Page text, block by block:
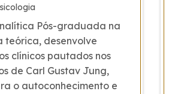
Pós-graduada na
teórica, desenvolve
clínicos pautados nos
de Carl Gustav Jung,
o autoconhecimento e